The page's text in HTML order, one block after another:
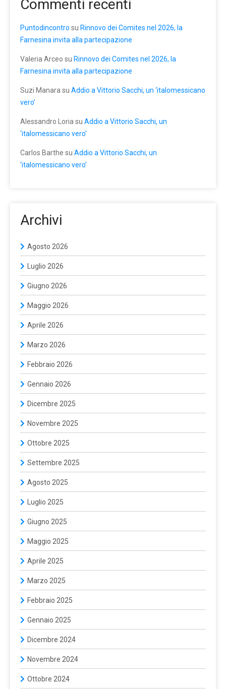
Commenti recenti
Puntodincontro su Rinnovo dei Comites nel 2026, la
Farnesina invita alla partecipazione
Valeria Arceo su Rinnovo dei Comites nel 2026, la
Farnesina invita alla partecipazione
Suzi Manara su Addio a Vittorio Sacchi, un ‘italomessicano
vero’
Alessandro Loria su Addio a Vittorio Sacchi, un
‘italomessicano vero’
Carlos Barthe su Addio a Vittorio Sacchi, un
‘italomessicano vero’
Archivi
Agosto 2026
Luglio 2026
Giugno 2026
Maggio 2026
Aprile 2026
Marzo 2026
Febbraio 2026
Gennaio 2026
Dicembre 2025
Novembre 2025
Ottobre 2025
Settembre 2025
Agosto 2025
Luglio 2025
Giugno 2025
Maggio 2025
Aprile 2025
Marzo 2025
Febbraio 2025
Gennaio 2025
Dicembre 2024
Novembre 2024
Ottobre 2024